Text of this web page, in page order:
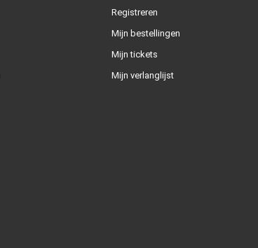
Registreren
Mijn bestellingen
Mijn tickets
Mijn verlanglijst